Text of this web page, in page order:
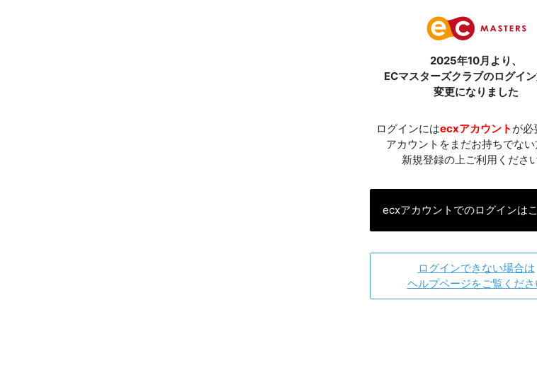
2025年10月より、
ECマスターズクラブのログイ
変更になりました
ログインにはecxアカウント が必
アカウントをまだお持ちでない
新規登録の上ご利用ください
ecxアカウントでのログインは
ログインできない場合は
ヘルプページをご覧くださ